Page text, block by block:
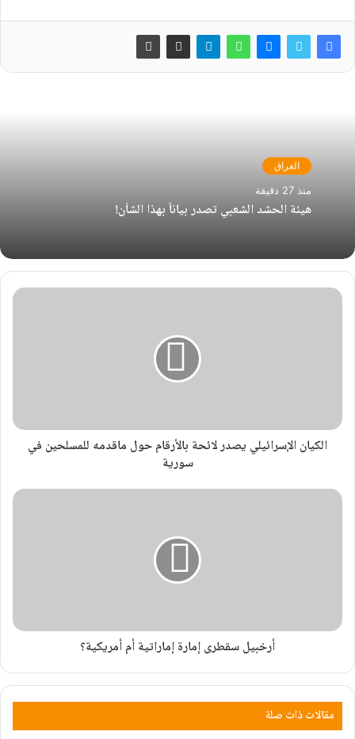
العراق
منذ 27 دقيقة
هيئة الحشد الشعبي تصدر بياناً بهذا الشأن!
الكيان الإسرائيلي يصدر لائحة بالأرقام حول ماقدمه للمسلحين في
سورية
أرخبيل سقطرى إمارة إماراتية أم أمريكية؟
مقالات ذات صلة